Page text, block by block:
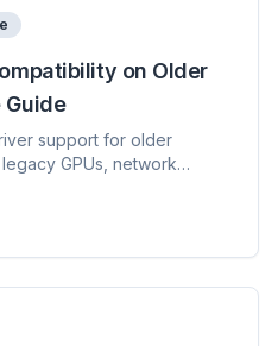
on Older
Guide
support for older
GPUs, network